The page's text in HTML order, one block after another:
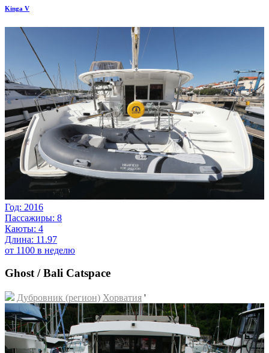
Kinga V
Год: 2016
Пассажиры: 8
Каюты: 4
Длина: 11.97
от 1100 в неделю
Ghost / Bali Catspace
Дубровник (регион) Хорватия '